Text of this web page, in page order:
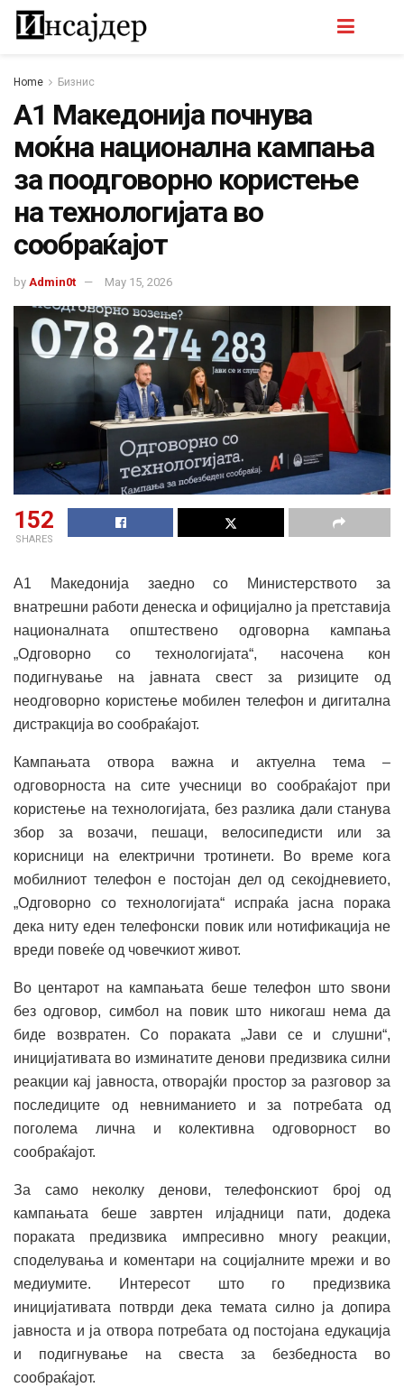
Home Бизнис
A1 Македонија почнува
моќна национална кампања
за поодговорно користење
на технологијата во
сообраќајот
by Admin0t May 15, 2026
152
SHARES
A1 Македонија заедно со Министерството за
внатрешни работи денеска и официјално ја претставија
националната општествено одговорна кампања
„Одговорно со технологијата“, насочена кон
подигнување на јавната свест за ризиците од
неодговорно користење мобилен телефон и дигитална
дистракција во сообраќајот.
Кампањата отвора важна и актуелна тема –
одговорноста на сите учесници во сообраќајот при
користење на технологијата, без разлика дали станува
збор за возачи, пешаци, велосипедисти или за
корисници на електрични тротинети. Во време кога
мобилниот телефон е постојан дел од секојдневието,
„Одговорно со технологијата“ испраќа јасна порака
дека ниту еден телефонски повик или нотификација не
вреди повеќе од човечкиот живот.
Во центарот на кампањата беше телефон што ѕвони
без одговор, симбол на повик што никогаш нема да
биде возвратен. Со пораката „Јави се и слушни“,
иницијативата во изминатите денови предизвика силни
реакции кај јавноста, отворајќи простор за разговор за
последиците од невниманието и за потребата од
поголема лична и колективна одговорност во
сообраќајот.
За само неколку денови, телефонскиот број од
кампањата беше завртен илјадници пати, додека
пораката предизвика импресивно многу реакции,
споделувања и коментари на социјалните мрежи и во
медиумите. Интересот што го предизвика
иницијативата потврди дека темата силно ја допира
јавноста и ја отвора потребата од постојана едукација
и подигнување на свеста за безбедноста во
сообраќајот.